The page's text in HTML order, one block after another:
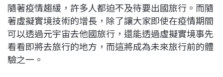
b
o
o
k
a
d
s
e
d
I
n
L
i
n
k
隨著疫情趨緩，許多人都迫不及待要出國旅行。而隨
著虛擬實境技術的增長，除了讓大家即使在疫情期間
可以透過元宇宙去他國旅行，還能透過虛擬實境事先
看看即將去旅行的地方，而這將成為未來旅行前的體
驗之一。